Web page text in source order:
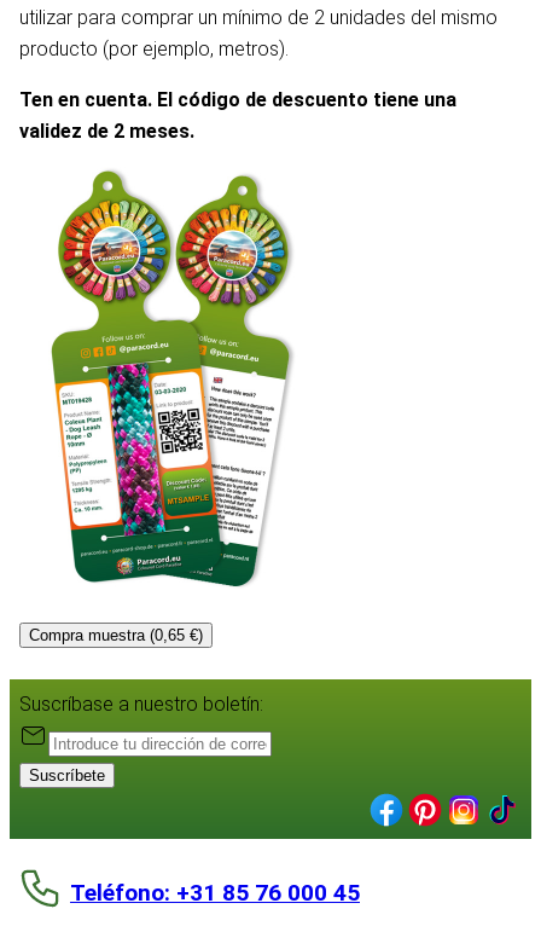
utilizar para comprar un mínimo de 2 unidades del mismo
producto (por ejemplo, metros).
Ten en cuenta. El código de descuento tiene una
validez de 2 meses.
Compra muestra (0,65 €)
Suscríbase a nuestro boletín:
Suscríbete
Teléfono: +31 85 76 000 45